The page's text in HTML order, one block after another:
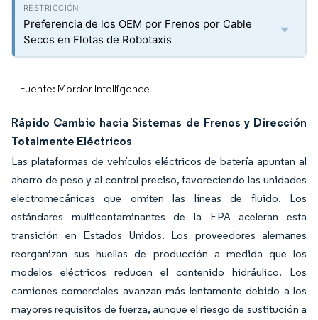
Preferencia de los OEM por Frenos por Cable
Secos en Flotas de Robotaxis
Fuente: Mordor Intelligence
Rápido Cambio hacia Sistemas de Frenos y Dirección
Totalmente Eléctricos
Las plataformas de vehículos eléctricos de batería apuntan al
ahorro de peso y al control preciso, favoreciendo las unidades
electromecánicas que omiten las líneas de fluido. Los
estándares multicontaminantes de la EPA aceleran esta
transición en Estados Unidos. Los proveedores alemanes
reorganizan sus huellas de producción a medida que los
modelos eléctricos reducen el contenido hidráulico. Los
camiones comerciales avanzan más lentamente debido a los
mayores requisitos de fuerza, aunque el riesgo de sustitución a